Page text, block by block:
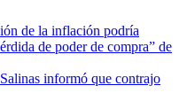
de la inflación podría
de poder de compra” de
informó que contrajo